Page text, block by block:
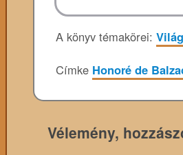
A könyv témakörei:
Címke Honoré de
Vélemény,